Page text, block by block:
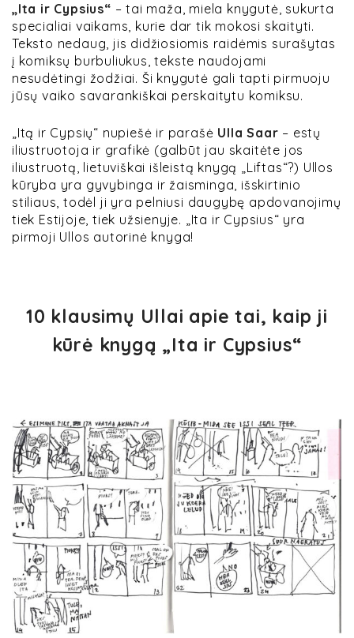
„Ita ir Cypsius“ – tai maža, miela knygutė, sukurta
specialiai vaikams, kurie dar tik mokosi skaityti.
Teksto nedaug, jis didžiosiomis raidėmis surašytas
į komiksų burbuliukus, tekste naudojami
nesudėtingi žodžiai. Ši knygutė gali tapti pirmuoju
jūsų vaiko savarankiškai perskaitytu komiksu.
„Itą ir Cypsių“ nupiešė ir parašė Ulla Saar – estų
iliustruotoja ir grafikė (galbūt jau skaitėte jos
iliustruotą, lietuviškai išleistą knygą „Liftas“?) Ullos
kūryba yra gyvybinga ir žaisminga, išskirtinio
stiliaus, todėl ji yra pelniusi daugybę apdovanojimų
tiek Estijoje, tiek užsienyje. „Ita ir Cypsius“ yra
pirmoji Ullos autorinė knyga!
10 klausimų Ullai apie tai, kaip ji
kūrė knygą „Ita ir Cypsius“